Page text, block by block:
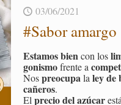
03/06/2021
#Sabor amar­go
Es­ta­mos biencon los
go­nis­mofren­te a
Nospreo­cu­palaley de
ca­ñe­ros.
Elpre­cio del azú­car